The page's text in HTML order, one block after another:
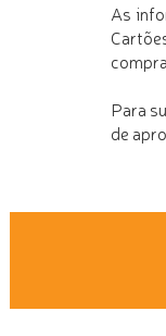
As
Para
de